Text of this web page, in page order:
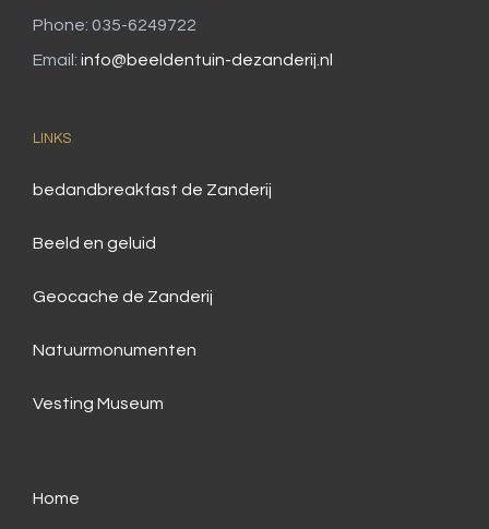
Phone: 035-6249722
Email: info@beeldentuin-dezanderij.nl
LINKS
bedandbreakfast de Zanderij
Beeld en geluid
Geocache de Zanderij
Natuurmonumenten
Vesting Museum
Home